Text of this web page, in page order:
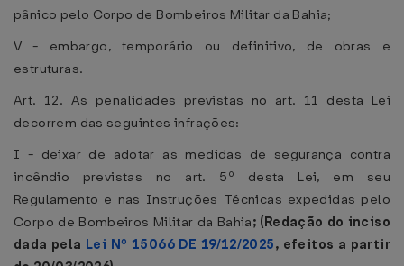
pânico pelo Corpo de Bombeiros Militar da Bahia;
V - embargo, temporário ou definitivo, de obras e
estruturas.
Art. 12. As penalidades previstas no art. 11 desta Lei
decorrem das seguintes infrações:
I - deixar de adotar as medidas de segurança contra
incêndio previstas no art. 5º desta Lei, em seu
Regulamento e nas Instruções Técnicas expedidas pelo
Corpo de Bombeiros Militar da Bahia; (Redação do inciso
dada pela Lei Nº 15066 DE 19/12/2025, efeitos a partir